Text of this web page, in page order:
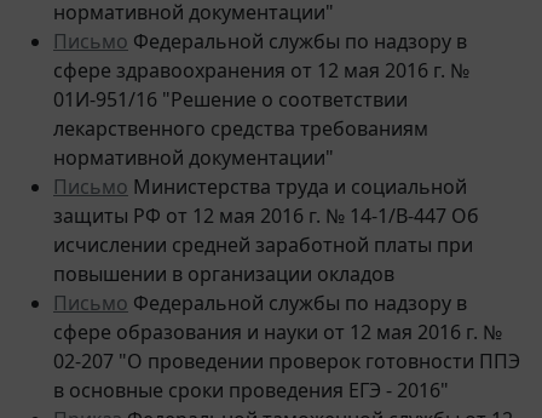
ПисьмоФедеральной службы по надзору в
сфере здравоохранения от 12 мая 2016 г. №
01И-951/16 "Решение о соответствии
лекарственного средства требованиям
нормативной документации"
ПисьмоМинистерства труда и социальной
защиты РФ от 12 мая 2016 г. № 14-1/В-447 Об
исчислении средней заработной платы при
повышении в организации окладов
ПисьмоФедеральной службы по надзору в
сфере образования и науки от 12 мая 2016 г. №
02-207 "О проведении проверок готовности ППЭ
в основные сроки проведения ЕГЭ - 2016"
ПриказФедеральной таможенной службы от 12